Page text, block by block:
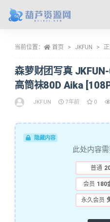
当前位置： 首页 JKFUN
森萝财团写真
高筒袜80D Aika
JKFUN 7年前 0
隐藏内容
此处内容
普通
会员 180
永久会员